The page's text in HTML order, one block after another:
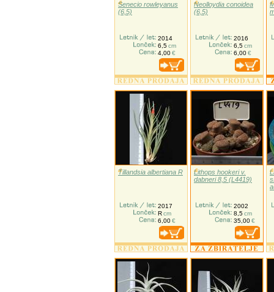
Senecio rowleyanus
(6,5)
2014
6,5cm
4,00€
Neolloydia conoidea
(6,5)
2016
6,5cm
6,00€
Tillandsia albertiana R
2017
Rcm
6,00€
Lithops hookeri v.
dabneri 8,5 (L4419)
2002
8,5cm
35,00€